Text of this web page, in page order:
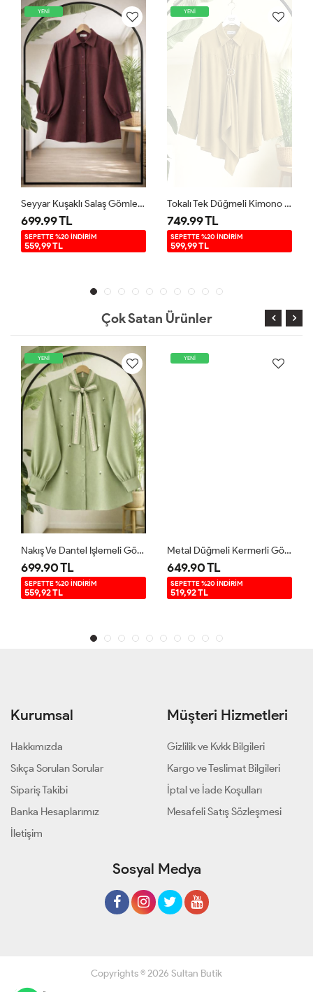
YENİ
Seyyar Kuşaklı Salaş Gömlek Tunik Bordo BK9521
699.99 TL
SEPETTE %20 İNDİRİM
559,99 TL
YENİ
Tokalı Tek Düğmeli Kimono Gömlek Yağyeşil BK9581
749.99 TL
SEPETTE %20 İNDİRİM
599,99 TL
Çok Satan Ürünler
YENİ
Nakış Ve Dantel Işlemeli Gömlek Yeşil TB8095
699.90 TL
SEPETTE %20 İNDİRİM
559,92 TL
YENİ
Metal Düğmeli Kermerli Gömlek Tunik Bordo TCN40178
649.90 TL
SEPETTE %20 İNDİRİM
519,92 TL
Kurumsal
Hakkımızda
Sıkça Sorulan Sorular
Sipariş Takibi
Banka Hesaplarımız
İletişim
Müşteri Hizmetleri
Gizlilik ve Kvkk Bilgileri
Kargo ve Teslimat Bilgileri
İptal ve İade Koşulları
Mesafeli Satış Sözleşmesi
Sosyal Medya
Copyrights © 2026 Sultan Butik